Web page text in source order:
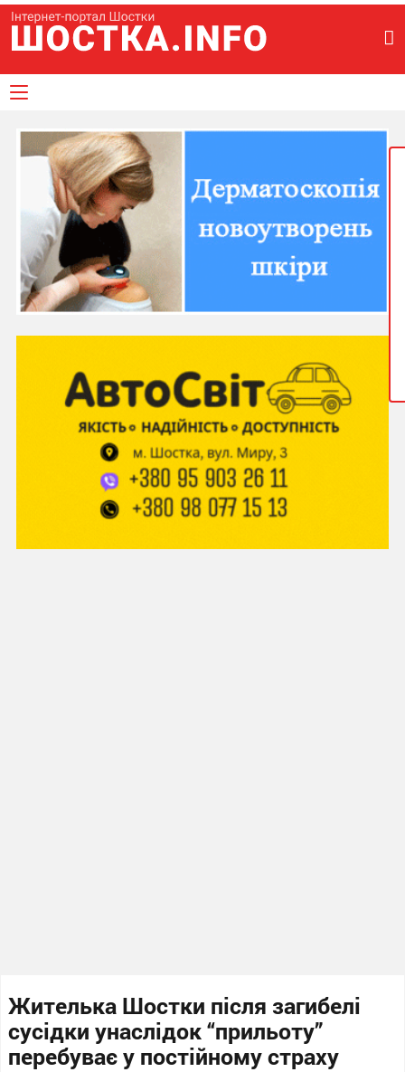
Жителька Шостки після загибелі
сусідки унаслідок “прильоту”
перебуває у постійному страху